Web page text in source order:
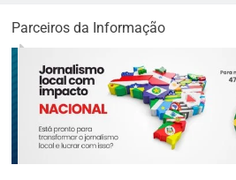
Parceiros da Informação